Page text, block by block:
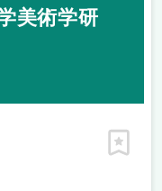
美術学研
ピン留